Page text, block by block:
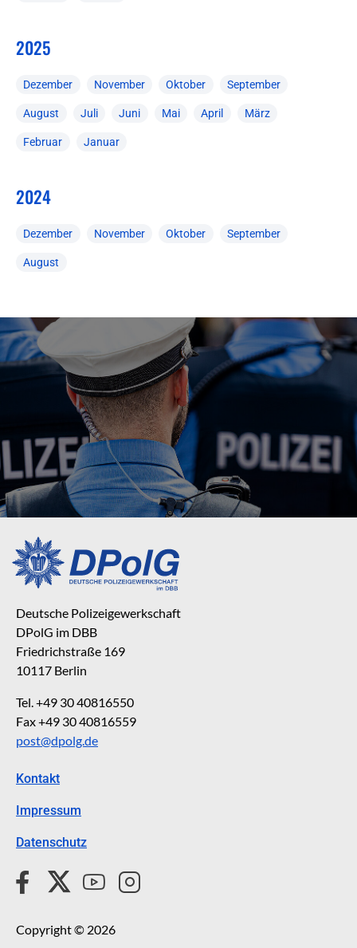
2025
Dezember November Oktober September
August Juli Juni Mai April März
Februar Januar
2024
Dezember November Oktober September
August
Deutsche Polizeigewerkschaft
DPolG im DBB
Friedrichstraße 169
10117 Berlin
Tel. +49 30 40816550
Fax +49 30 40816559
post@dpolg.de
Kontakt
Impressum
Datenschutz
Copyright © 2026